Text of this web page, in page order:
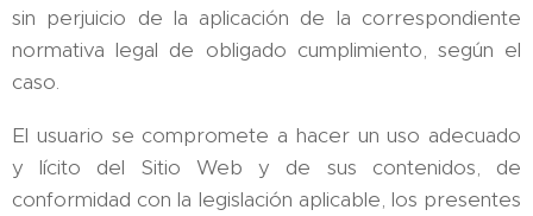
sin perjuicio de la aplicación de la correspondiente
normativa legal de obligado cumplimiento, según el
caso.
El usuario se compromete a hacer un uso adecuado
y lícito del Sitio Web y de sus contenidos, de
conformidad con la legislación aplicable, los presentes